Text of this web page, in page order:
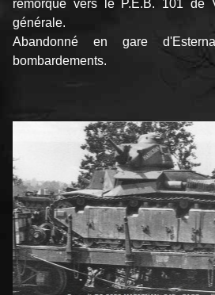
remorque vers le P.E.B. 101 de
générale.
Abandonné en gare
bombardements.